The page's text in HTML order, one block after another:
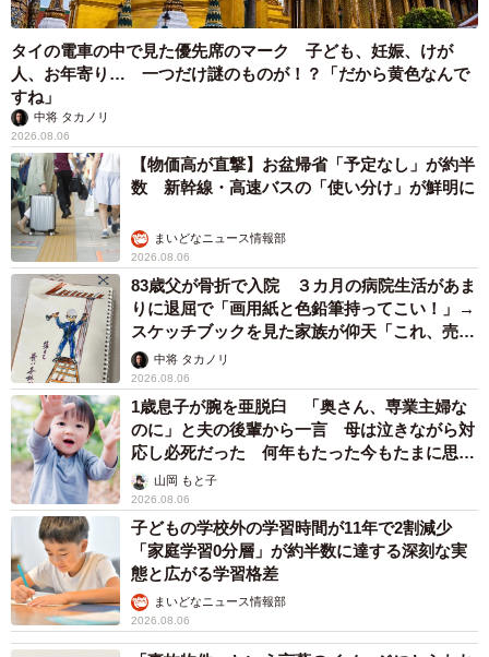
タイの電車の中で見た優先席のマーク 子ども、妊娠、けが
人、お年寄り… 一つだけ謎のものが！？「だから黄色なんで
すね」
中将 タカノリ
2026.08.06
【物価高が直撃】お盆帰省「予定なし」が約半
数 新幹線・高速バスの「使い分け」が鮮明に
まいどなニュース情報部
2026.08.06
83歳父が骨折で入院 ３カ月の病院生活があま
りに退屈で「画用紙と色鉛筆持ってこい！」→
スケッチブックを見た家族が仰天「これ、売れ
ますよ…」
中将 タカノリ
2026.08.06
1歳息子が腕を亜脱臼 「奥さん、専業主婦な
のに」と夫の後輩から一言 母は泣きながら対
応し必死だった 何年もたった今もたまに思い
出し…山岡 もと子
2026.08.06
子どもの学校外の学習時間が11年で2割減少
「家庭学習0分層」が約半数に達する深刻な実
態と広がる学習格差
まいどなニュース情報部
2026.08.06